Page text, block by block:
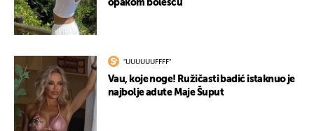
opakom bolešću
"UUUUUUFFFF"
Vau, koje noge! Ružičasti badić istaknuo je
najbolje adute Maje Šuput